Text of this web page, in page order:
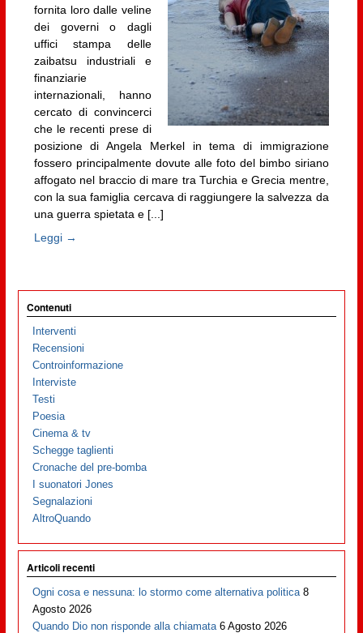
fornita loro dalle veline
dei governi o dagli
uffici stampa delle
zaibatsu industriali e
finanziarie
internazionali, hanno
cercato di convincerci
che le recenti prese di
posizione di Angela Merkel in tema di immigrazione
fossero principalmente dovute alle foto del bimbo siriano
affogato nel braccio di mare tra Turchia e Grecia mentre,
con la sua famiglia cercava di raggiungere la salvezza da
una guerra spietata e [...]
Leggi →
Contenuti
Interventi
Recensioni
Controinformazione
Interviste
Testi
Poesia
Cinema & tv
Schegge taglienti
Cronache del pre-bomba
I suonatori Jones
Segnalazioni
AltroQuando
Articoli recenti
Ogni cosa e nessuna: lo stormo come alternativa politica 8
Agosto 2026
Quando Dio non risponde alla chiamata 6 Agosto 2026